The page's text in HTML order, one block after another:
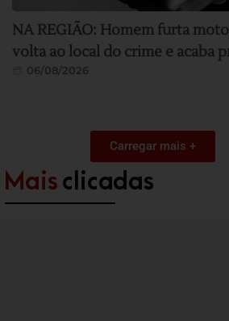
NA REGIÃO: Homem furta
volta ao local do crime e acaba
06/08/2026
Carregar mais +
Mais clicadas